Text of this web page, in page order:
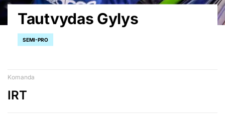
Tautvydas Gylys
SEMI-PRO
Komanda
IRT